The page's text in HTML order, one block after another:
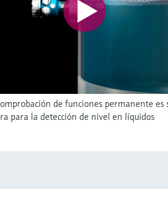
de funciones permanente es
para la detección de nivel en líquidos